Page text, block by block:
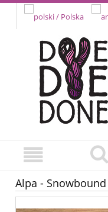
Alpa - Snowbound